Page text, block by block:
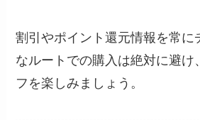
割引やポイント還元情報を常に
なルートでの購入は絶対に避け
フを楽しみましょう。